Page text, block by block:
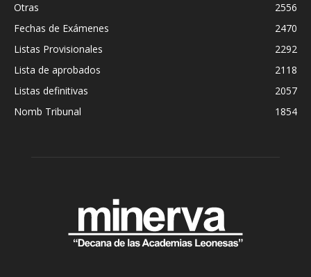
Otras
2556
Fechas de Exámenes
2470
Listas Provisionales
2292
Lista de aprobados
2118
Listas definitivas
2057
Nomb Tribunal
1854